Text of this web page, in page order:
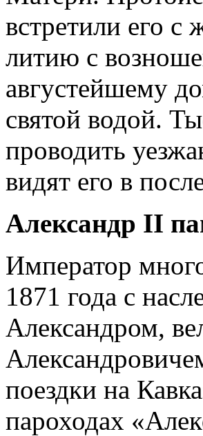
встретили его
литию с
августейшему
святой водой.
проводить
видят его в
Александр II
Император
1871 года с
Александром,
поездки на
пароходах